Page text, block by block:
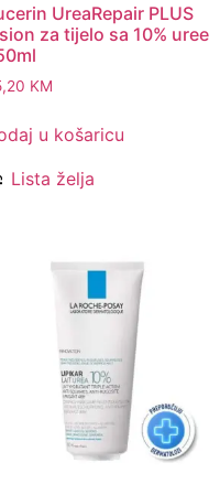
UreaRepair PLUS
za tijelo sa 10% uree
KM
u košaricu
Lista želja